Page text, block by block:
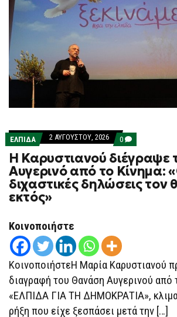
ΕΛΠΙΔΑ 2 ΑΥΓΟΎΣΤΟΥ, 2026 0 COMMENTS
ON
Η
ΚΑΡΥΣΤΙΑΝΟΎ
ΔΙΈΓΡΑΨΕ
ΤΟΝ
ΑΥΓΕΡΙΝΌ
ΘΈΤΟΥΝ
ΕΚΤΌΣ»
Η Καρυστιανού διέγραψε
Αυγερινό από το Κίνημα:
διχαστικές δηλώσεις τον
εκτός»
Κοινοποιήστε
ΚοινοποιήστεΗ Μαρία Καρυστιανού
διαγραφή του Θανάση Αυγερινού από
«ΕΛΠΙΔΑ ΓΙΑ ΤΗ ΔΗΜΟΚΡΑΤΙΑ»,
ρήξη που είχε ξεσπάσει μετά την […]